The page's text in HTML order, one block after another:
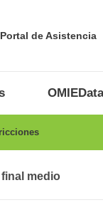
Portal de Asistencia
OMIEData
medio